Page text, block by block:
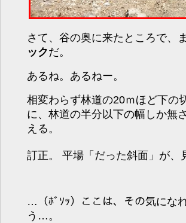
さて、谷の奥に来たところで、
ックだ。
あるね。あるねー。
相変わらず林道の20ｍほど下の
に、林道の半分以下の幅しか無
える。
訂正。 平場「だった斜面」が、
…（ﾎﾞｿｯ）ここは、その気にな
う…。